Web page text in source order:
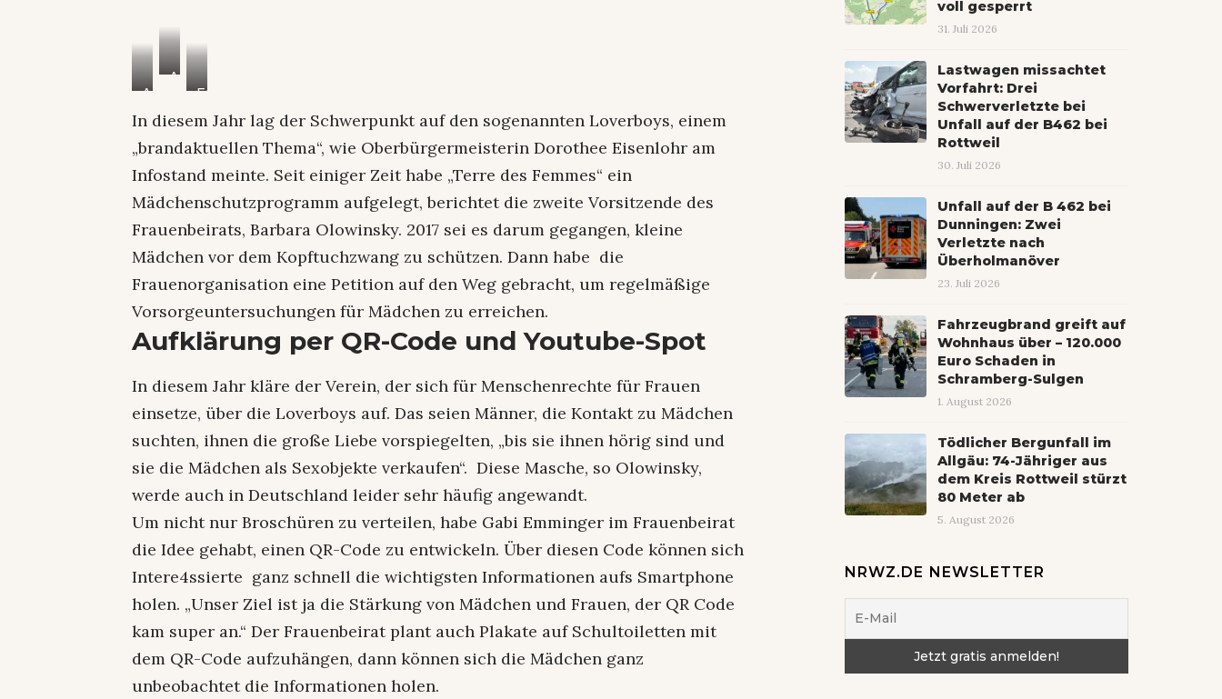
An
Läden
und
hingen
am
montag
die
Fahnen
Auch
auf
gibt
es
die
Infoschriften
Fotos:
him
In diesem Jahr lag der Schwerpunkt auf den sogenannten Loverboys, einem
„brandaktuellen Thema“, wie Oberbürgermeisterin Dorothee Eisenlohr am
Infostand meinte. Seit einiger Zeit habe „Terre des Femmes“ ein
Mädchenschutzprogramm aufgelegt, berichtet die zweite Vorsitzende des
Frauenbeirats, Barbara Olowinsky. 2017 sei es darum gegangen, kleine
Mädchen vor dem Kopftuchzwang zu schützen. Dann habe die
Frauenorganisation eine Petition auf den Weg gebracht, um regelmäßige
Vorsorgeuntersuchungen für Mädchen zu erreichen.
Aufklärung per QR-Code und Youtube-Spot
In diesem Jahr kläre der Verein, der sich für Menschenrechte für Frauen
einsetze, über die Loverboys auf. Das seien Männer, die Kontakt zu Mädchen
suchten, ihnen die große Liebe vorspiegelten, „bis sie ihnen hörig sind und
sie die Mädchen als Sexobjekte verkaufen“. Diese Masche, so Olowinsky,
werde auch in Deutschland leider sehr häufig angewandt.
Um nicht nur Broschüren zu verteilen, habe Gabi Emminger im Frauenbeirat
die Idee gehabt, einen QR-Code zu entwickeln. Über diesen Code können sich
Intere4ssierte ganz schnell die wichtigsten Informationen aufs Smartphone
holen. „Unser Ziel ist ja die Stärkung von Mädchen und Frauen, der QR Code
kam super an.“ Der Frauenbeirat plant auch Plakate auf Schultoiletten mit
dem QR-Code aufzuhängen, dann können sich die Mädchen ganz
unbeobachtet die Informationen holen.
voll gesperrt
31. Juli 2026
Lastwagen missachtet
Vorfahrt: Drei
Schwerverletzte bei
Unfall auf der B462 bei
Rottweil
30. Juli 2026
Unfall auf der B 462 bei
Dunningen: Zwei
Verletzte nach
Überholmanöver
23. Juli 2026
Fahrzeugbrand greift auf
Wohnhaus über – 120.000
Euro Schaden in
Schramberg-Sulgen
1. August 2026
Tödlicher Bergunfall im
Allgäu: 74-Jähriger aus
dem Kreis Rottweil stürzt
80 Meter ab
5. August 2026
NRWZ.DE NEWSLETTER